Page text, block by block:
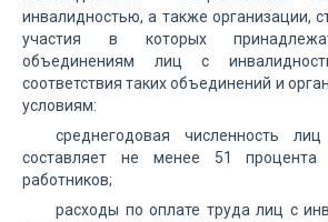
инвалидностью, а также организации,
участия в которых
объединениям лиц с
соответствия таких объединений и
условиям:
среднегодовая численность
составляет не менее 51
работников;
расходы по оплате труда лиц с